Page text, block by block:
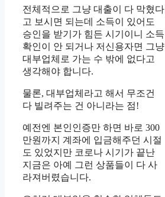
전체적으로 그냥 대출이 다 막혔다
고 보시면 되는데 소득이 있어도
승인을 받기가 힘든 시기이니 소득
확인이 안 되거나 저신용자면 그냥
대부업체로 가는 수 밖에 없다고
생각해야 합니다.
물론, 대부업체라고 해서 무조건
다 빌려주는 건 아니라는 점!
예전엔 본인인증만 하면 바로 300
만원까지 계좌에 입금해주던 시절
도 있었지만 코로나 시기가 끝난
지금은 아예 그런 상품들이 다 사
라져버렸습니다.